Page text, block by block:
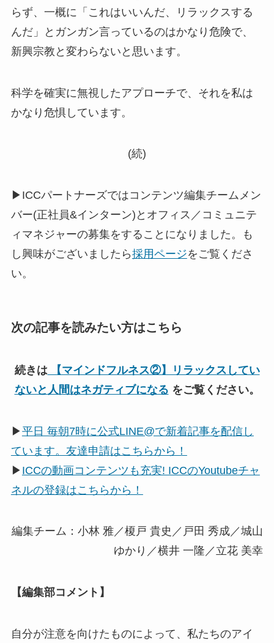
らず、一概に「これはいいんだ、リラックスする
んだ」とガンガン言っているのはかなり危険で、
新興宗教と変わらないと思います。
科学を確実に無視したアプローチで、それを私は
かなり危惧しています。
(続)
▶ICCパートナーズではコンテンツ編集チームメン
バー(正社員&インターン)とオフィス／コミュニテ
ィマネジャーの募集をすることになりました。も
し興味がございましたら採用ページをご覧くださ
い。
次の記事を読みたい方はこちら
続きは 【マインドフルネス②】リラックスしてい
ないと人間はネガティブになる をご覧ください。
▶平日 毎朝7時に公式LINE@で新着記事を配信し
ています。友達申請はこちらから！
▶ ICCの動画コンテンツも充実! ICCのYoutubeチャ
ネルの登録はこちらから！
編集チーム：小林 雅／榎戸 貴史／戸田 秀成／城山
ゆかり／横井 一隆／立花 美幸
【編集部コメント】
自分が注意を向けたものによって、私たちのアイ